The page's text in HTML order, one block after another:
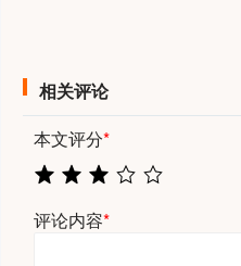
相关评论
本文评分*
评论内容*